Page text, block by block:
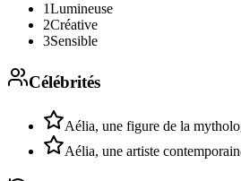
1Lumineuse
2Créative
3Sensible
Célébrités
Aélia, une figure de la
Aélia, une artiste